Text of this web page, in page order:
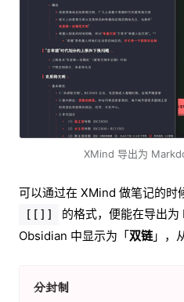
XMind 导出为
可以通过在 XMind 做笔记的时
[[]]
的格式，便能在导出
Obsidian 中显示为「 双链」，